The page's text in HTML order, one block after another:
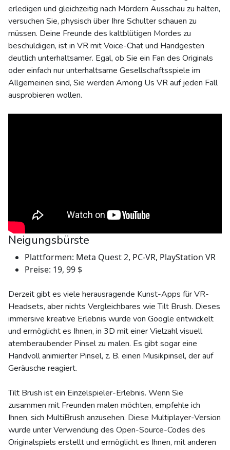
erledigen und gleichzeitig nach Mördern Ausschau zu halten,
versuchen Sie, physisch über Ihre Schulter schauen zu
müssen. Deine Freunde des kaltblütigen Mordes zu
beschuldigen, ist in VR mit Voice-Chat und Handgesten
deutlich unterhaltsamer. Egal, ob Sie ein Fan des Originals
oder einfach nur unterhaltsame Gesellschaftsspiele im
Allgemeinen sind, Sie werden Among Us VR auf jeden Fall
ausprobieren wollen.
Neigungsbürste
Plattformen: Meta Quest 2, PC-VR, PlayStation VR
Preise: 19, 99 $
Derzeit gibt es viele herausragende Kunst-Apps für VR-
Headsets, aber nichts Vergleichbares wie Tilt Brush. Dieses
immersive kreative Erlebnis wurde von Google entwickelt
und ermöglicht es Ihnen, in 3D mit einer Vielzahl visuell
atemberaubender Pinsel zu malen. Es gibt sogar eine
Handvoll animierter Pinsel, z. B. einen Musikpinsel, der auf
Geräusche reagiert.
Tilt Brush ist ein Einzelspieler-Erlebnis. Wenn Sie
zusammen mit Freunden malen möchten, empfehle ich
Ihnen, sich MultiBrush anzusehen. Diese Multiplayer-Version
wurde unter Verwendung des Open-Source-Codes des
Originalspiels erstellt und ermöglicht es Ihnen, mit anderen